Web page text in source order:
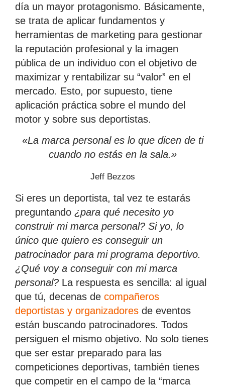
día un mayor protagonismo. Básicamente,
se trata de aplicar fundamentos y
herramientas de marketing para gestionar
la reputación profesional y la imagen
pública de un individuo con el objetivo de
maximizar y rentabilizar su “valor” en el
mercado. Esto, por supuesto, tiene
aplicación práctica sobre el mundo del
motor y sobre sus deportistas.
«La marca personal es lo que dicen de ti
cuando no estás en la sala.»
Jeff Bezzos
Si eres un deportista, tal vez te estarás
preguntando ¿para qué necesito yo
construir mi marca personal? Si yo, lo
único que quiero es conseguir un
patrocinador para mi programa deportivo.
¿Qué voy a conseguir con mi marca
personal? La respuesta es sencilla: al igual
que tú, decenas de compañeros
deportistas y organizadores de eventos
están buscando patrocinadores. Todos
persiguen el mismo objetivo. No solo tienes
que ser estar preparado para las
competiciones deportivas, también tienes
que competir en el campo de la “marca